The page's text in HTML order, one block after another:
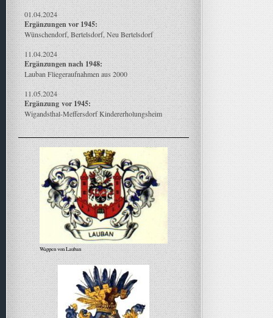
01.04.2024
Ergänzungen vor 1945:
Wünschendorf, Bertelsdorf, Neu Bertelsdorf
11.04.2024
Ergänzungen nach 1948:
Lauban Fliegeraufnahmen aus 2000
11.05.2024
Ergänzungvor 1945:
Wigandsthal-Meffersdorf Kindererholungsheim
Wappen von Lauban